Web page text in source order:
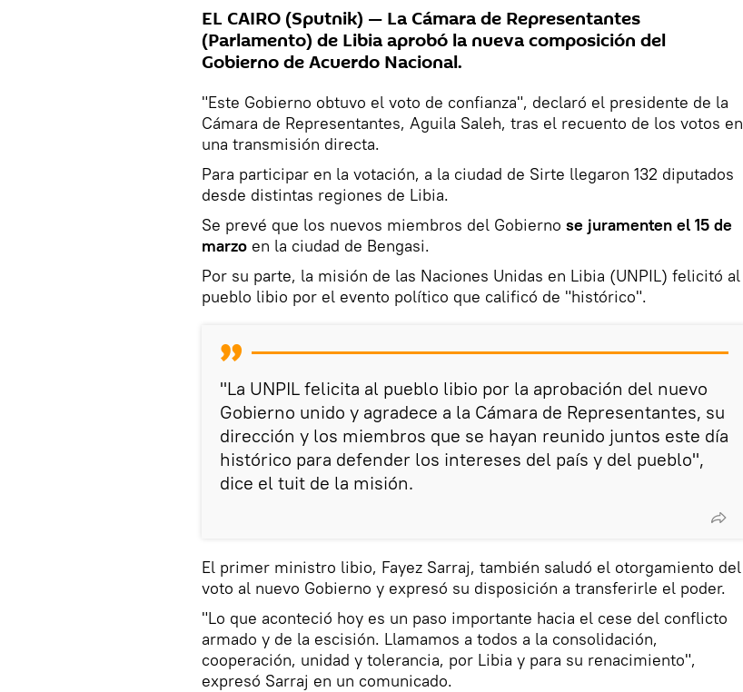
EL CAIRO (Sputnik) — La Cámara de Representantes
(Parlamento) de Libia aprobó la nueva composición del
Gobierno de Acuerdo Nacional.
"Este Gobierno obtuvo el voto de confianza", declaró el presidente de la
Cámara de Representantes, Aguila Saleh, tras el recuento de los votos en
una transmisión directa.
Para participar en la votación, a la ciudad de Sirte llegaron 132 diputados
desde distintas regiones de Libia.
Se prevé que los nuevos miembros del Gobierno se juramenten el 15 de
marzo en la ciudad de Bengasi.
Por su parte, la misión de las Naciones Unidas en Libia (UNPIL) felicitó al
pueblo libio por el evento político que calificó de "histórico".
"La UNPIL felicita al pueblo libio por la aprobación del nuevo
Gobierno unido y agradece a la Cámara de Representantes, su
dirección y los miembros que se hayan reunido juntos este día
histórico para defender los intereses del país y del pueblo",
dice el tuit de la misión.
El primer ministro libio, Fayez Sarraj, también saludó el otorgamiento del
voto al nuevo Gobierno y expresó su disposición a transferirle el poder.
"Lo que aconteció hoy es un paso importante hacia el cese del conflicto
armado y de la escisión. Llamamos a todos a la consolidación,
cooperación, unidad y tolerancia, por Libia y para su renacimiento",
expresó Sarraj en un comunicado.